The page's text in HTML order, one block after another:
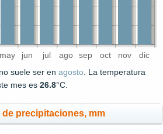
may jun jul ago sep oct nov dic
suele ser en agosto. La temperatura
mes es 26.8°C.
precipitaciones, mm